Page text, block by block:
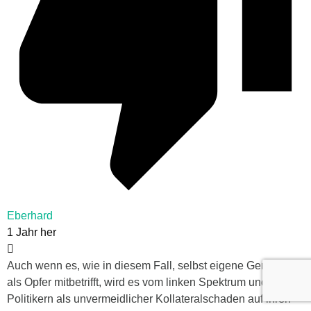
Eberhard
1 Jahr her
Auch wenn es, wie in diesem Fall, selbst eigene Genossen
als Opfer mitbetrifft, wird es vom linken Spektrum und seinen
Politikern als unvermeidlicher Kollateralschaden auf ihren